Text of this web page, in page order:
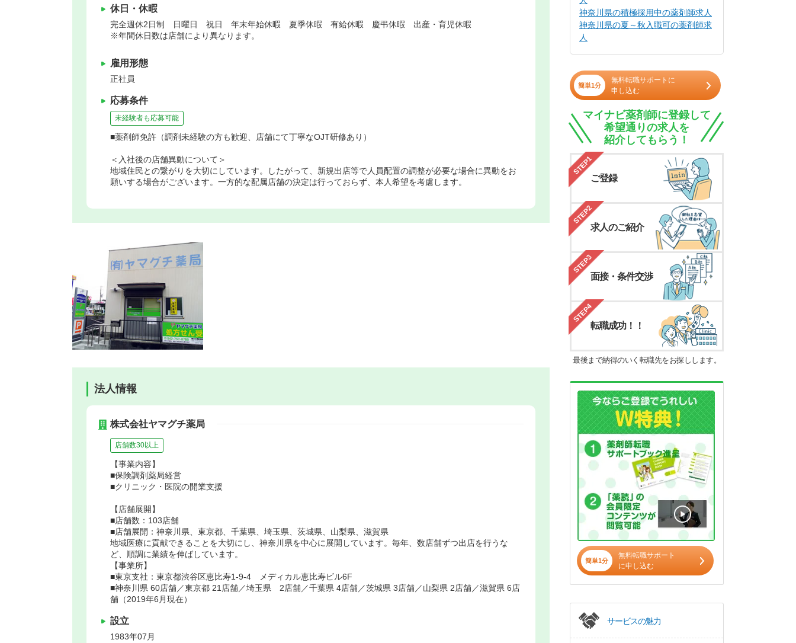
休日・休暇
完全週休2日制 日曜日 祝日 年末年始休暇 夏季休暇 有給休暇 慶弔休暇 出産・育児休暇
※年間休日数は店舗により異なります。
雇用形態
正社員
応募条件
未経験者も応募可能
■薬剤師免許（調剤未経験の方も歓迎、店舗にて丁寧なOJT研修あり）
＜入社後の店舗異動について＞
地域住民との繋がりを大切にしています。したがって、新規出店等で人員配置の調整が必要な場合に異動をお
願いする場合がございます。一方的な配属店舗の決定は行っておらず、本人希望を考慮します。
法人情報
株式会社ヤマグチ薬局
店舗数30以上
【事業内容】
■保険調剤薬局経営
■クリニック・医院の開業支援
【店舗展開】
■店舗数：103店舗
■店舗展開：神奈川県、東京都、千葉県、埼玉県、茨城県、山梨県、滋賀県
地域医療に貢献できることを大切にし、神奈川県を中心に展開しています。毎年、数店舗ずつ出店を行うな
ど、順調に業績を伸ばしています。
【事業所】
■東京支社：東京都渋谷区恵比寿1-9-4 メディカル恵比寿ビル6F
■神奈川県 60店舗／東京都 21店舗／埼玉県 2店舗／千葉県 4店舗／茨城県 3店舗／山梨県 2店舗／滋賀県 6店
舗（2019年6月現在）
設立
1983年07月
神奈川県の積極採用中の薬剤師求人
神奈川県の夏～秋入職可の薬剤師求
人
簡単1分
無料転職サポートに
申し込む
マイナビ薬剤師に登録して
希望通りの求人を
紹介してもらう！
STEP1
ご登録
STEP2
求人のご紹介
STEP3
面接・条件交渉
STEP4
転職成功！！
最後まで納得のいく転職先をお探しします。
簡単1分
無料転職サポート
に申し込む
サービスの魅力